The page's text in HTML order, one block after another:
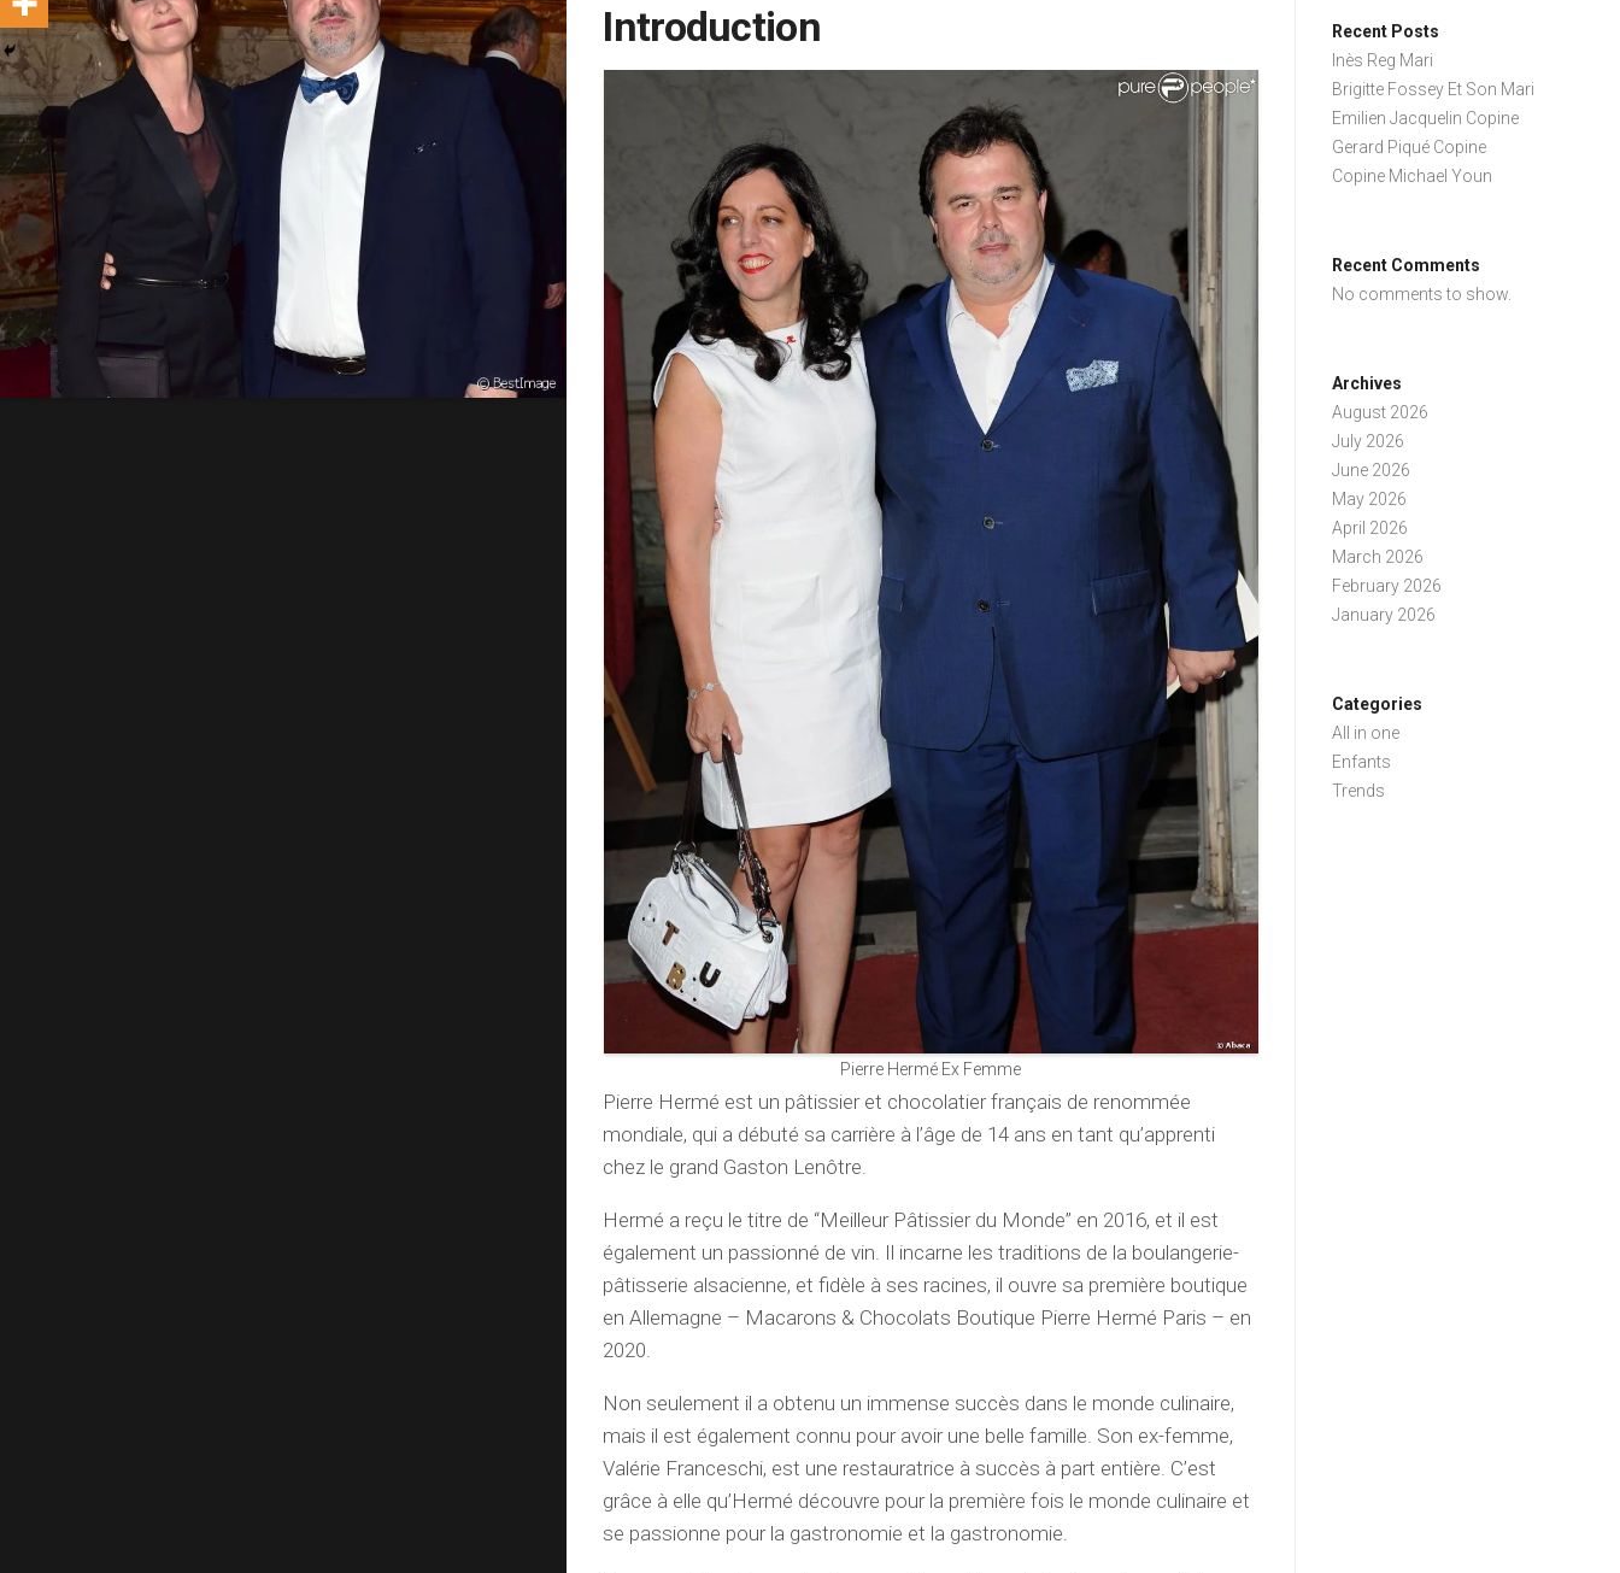
Introduction
Pierre Hermé Ex Femme
Pierre Hermé est un pâtissier et chocolatier français de renommée
mondiale, qui a débuté sa carrière à l’âge de 14 ans en tant qu’apprenti
chez le grand Gaston Lenôtre.
Hermé a reçu le titre de “Meilleur Pâtissier du Monde” en 2016, et il est
également un passionné de vin. Il incarne les traditions de la boulangerie-
pâtisserie alsacienne, et fidèle à ses racines, il ouvre sa première boutique
en Allemagne – Macarons & Chocolats Boutique Pierre Hermé Paris – en
2020.
Non seulement il a obtenu un immense succès dans le monde culinaire,
mais il est également connu pour avoir une belle famille. Son ex-femme,
Valérie Franceschi, est une restauratrice à succès à part entière. C’est
grâce à elle qu’Hermé découvre pour la première fois le monde culinaire et
se passionne pour la gastronomie et la gastronomie.
Recent Posts
Inès Reg Mari
Brigitte Fossey Et Son Mari
Emilien Jacquelin Copine
Gerard Piqué Copine
Copine Michael Youn
Recent Comments
No comments to show.
Archives
August 2026
July 2026
June 2026
May 2026
April 2026
March 2026
February 2026
January 2026
Categories
All in one
Enfants
Trends